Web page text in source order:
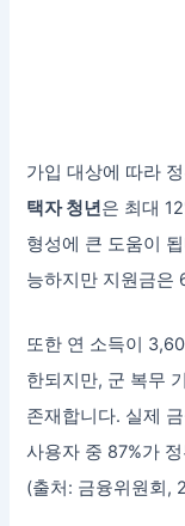
가입 대상에 따라
택자 청년은 최대
형성에 큰 도움이
능하지만 지원금은
또한 연 소득이
한되지만, 군 복무
존재합니다. 실제
사용자 중 87%가
(출처: 금융위원회,